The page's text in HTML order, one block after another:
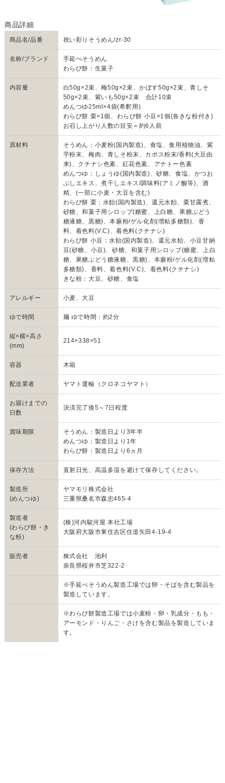
商品名/品番 祝い彩りそうめん/zr-30
名称/ブランド
手延べそうめん
わらび餅：生菓子
内容量
白50g×2束、梅50g×2束、かぼす50g×2束、青しそ
50g×2束、紫いも50g×2束 合計10束
めんつゆ25ml×4袋(希釈用)
わらび餅 栗×1個、わらび餅 小豆×1個(各きな粉付き)
お召し上がり人数の目安＝約6人前
原材料
そうめん：小麦粉(国内製造)、食塩、食用植物油、紫
芋粉末、梅肉、青しそ粉末、カボス粉末/香料(大豆由
来)、クチナシ色素、紅花色素、アナトー色素
めんつゆ：しょうゆ(国内製造)、砂糖、食塩、かつお
ぶしエキス、煮干しエキス/調味料(アミノ酸等)、酒
精、(一部に小麦・大豆を含む)
わらび餅 栗：水飴(国内製造)、還元水飴、栗甘露煮、
砂糖、和菓子用シロップ(糖蜜、上白糖、果糖ぶどう
糖液糖、黒糖)、本蕨粉/ゲル化剤(増粘多糖類)、香
料、着色料(V.C)、着色料(クチナシ)
わらび餅 小豆：水飴(国内製造)、還元水飴、小豆甘納
豆(砂糖、小豆)、砂糖、和菓子用シロップ(糖蜜、上白
糖、果糖ぶどう糖液糖、黒糖)、本蕨粉/ゲル化剤(増粘
多糖類)、香料、着色料(V.C)、着色料(クチナシ)
きな粉：大豆、砂糖、食塩
アレルギー 小麦、大豆
ゆで時間 麺 ゆで時間：約2分
縦×横×高さ
(mm)
214×338×51
容器 木箱
配送業者 ヤマト運輸（クロネコヤマト）
お届けまでの
日数
決済完了後5～7日程度
賞味期限
そうめん：製造日より3年半
めんつゆ：製造日より1年
わらび餅：製造日より6ヵ月
保存方法 直射日光、高温多湿を避けて保存してください。
製造所
(めんつゆ)
ヤマモリ株式会社
三重県桑名市森忠465-4
製造者
(わらび餅・き
な粉)
(株)河内駿河屋 本社工場
大阪府大阪市東住吉区住道矢田4-19-4
販売者
株式会社 池利
奈良県桜井市芝322-2
※手延べそうめん製造工場では卵・そばを含む製品を
製造しています。
※わらび餅製造工場では小麦粉・卵・乳成分・もも・
アーモンド・りんご・さけを含む製品を製造していま
す。